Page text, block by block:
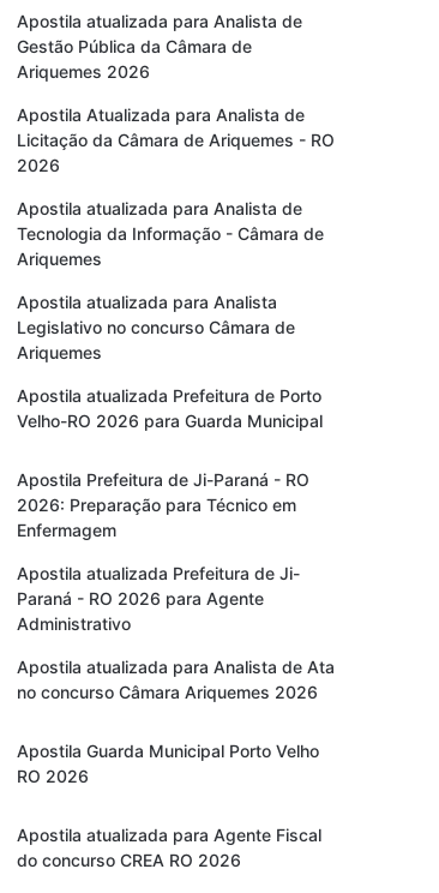
Apostila atualizada para Analista de
Gestão Pública da Câmara de
Ariquemes 2026
Apostila Atualizada para Analista de
Licitação da Câmara de Ariquemes - RO
2026
Apostila atualizada para Analista de
Tecnologia da Informação - Câmara de
Ariquemes
Apostila atualizada para Analista
Legislativo no concurso Câmara de
Ariquemes
Apostila atualizada Prefeitura de Porto
Velho-RO 2026 para Guarda Municipal
Apostila Prefeitura de Ji-Paraná - RO
2026: Preparação para Técnico em
Enfermagem
Apostila atualizada Prefeitura de Ji-
Paraná - RO 2026 para Agente
Administrativo
Apostila atualizada para Analista de Ata
no concurso Câmara Ariquemes 2026
Apostila Guarda Municipal Porto Velho
RO 2026
Apostila atualizada para Agente Fiscal
do concurso CREA RO 2026